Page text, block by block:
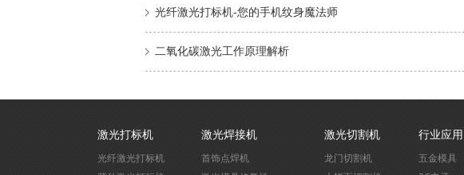
光纤激光打标机-您的手机纹身魔法师
二氧化碳激光工作原理解析
激光打标机
光纤激光打标机
激光焊接机
首饰点焊机
激光切割机
龙门切割机
行业应用
五金模具